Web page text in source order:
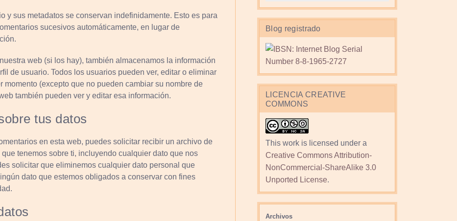
y sus metadatos se conservan indefinidamente. Esto es para
sucesivos automáticamente, en lugar de
web (si los hay), también almacenamos la información
de usuario. Todos los usuarios pueden ver, editar o eliminar
(excepto que no pueden cambiar su nombre de
también pueden ver y editar esa información.
tus datos
en esta web, puedes solicitar recibir un archivo de
tenemos sobre ti, incluyendo cualquier dato que nos
solicitar que eliminemos cualquier dato personal que
dato que estemos obligados a conservar con fines
Blog registrado
LICENCIA CREATIVE
COMMONS
This work is licensed under a
Creative Commons Attribution-
NonCommercial-ShareAlike 3.0
Unported License.
Archivos